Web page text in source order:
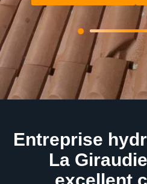
Entreprise
La